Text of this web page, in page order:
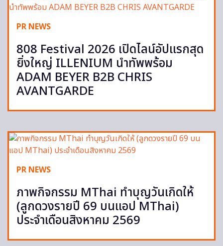
PR NEWS
808 Festival 2026 เปิดไลน์อัปแรกสุด
ยิ่งใหญ่ ILLENIUM นำทัพพร้อม
ADAM BEYER B2B CHRIS
AVANTGARDE
PR NEWS
ภาพกิจกรรม MThai ทำบุญวันเกิดให้
(ลูกดวงรายปี 69 บนแอป MThai)
ประจำเดือนสิงหาคม 2569